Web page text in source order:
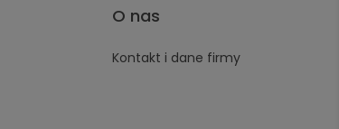
O nas
Kontakt i dane firmy